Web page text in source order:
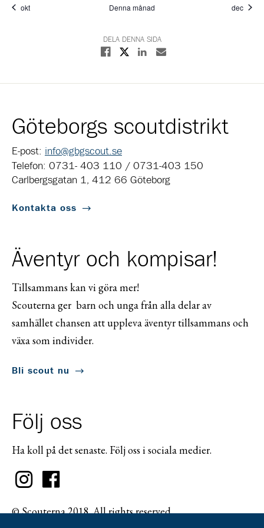
okt Denna månad dec
DELA DENNA SIDA
Dela på Facebook
Dela på XDela på Linkedin
Dela med E-post
Göteborgs scoutdistrikt
E-post: info@gbgscout.se
Telefon: 0731- 403 110 / 0731-403 150
Carlbergsgatan 1, 412 66 Göteborg
Kontakta oss
Äventyr och kompisar!
Tillsammans kan vi göra mer!
Scouterna ger barn och unga från alla delar av
samhället chansen att uppleva äventyr tillsammans och
växa som individer.
Bli scout nu
Följ oss
Ha koll på det senaste. Följ oss i sociala medier.
© Scouterna 2018. All rights reserved.